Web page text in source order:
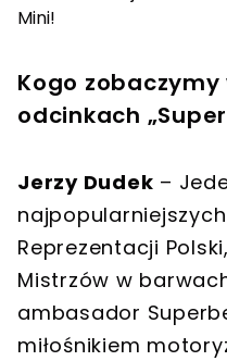
Kogo
odcinkach
Jerzy Dudek –
Reprezentacji
Mistrzów w
ambasador
miłośnikiem